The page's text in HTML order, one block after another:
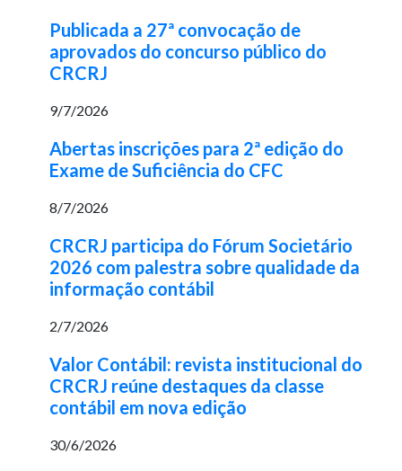
Publicada a 27ª convocação de
aprovados do concurso público do
CRCRJ
9/7/2026
Abertas inscrições para 2ª edição do
Exame de Suficiência do CFC
8/7/2026
CRCRJ participa do Fórum Societário
2026 com palestra sobre qualidade da
informação contábil
2/7/2026
Valor Contábil: revista institucional do
CRCRJ reúne destaques da classe
contábil em nova edição
30/6/2026